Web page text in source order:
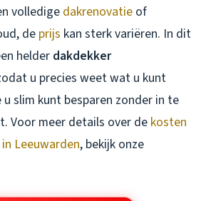
volledige dakrenovatie of
de prijs kan sterk variëren. In dit
helder dakdekker
u precies weet wat u kunt
slim kunt besparen zonder in te
Voor meer details over de kosten
Leeuwarden, bekijk onze